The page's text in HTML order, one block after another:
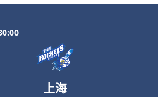
上海